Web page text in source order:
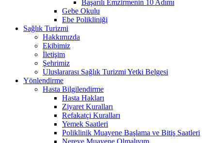
Başarılı Emzirmenin 10 Adımı
Gebe Okulu
Ebe Polikliniği
Sağlık Turizmi
Hakkımızda
Ekibimiz
İletişim
Şehrimiz
Uluslararası Sağlık Turizmi Yetki Belgesi
Yönlendirme
Hasta Bilgilendirme
Hasta Hakları
Ziyaret Kuralları
Refakatçi Kuralları
Yemek Saatleri
Poliklinik Muayene Başlama ve Bitiş Saatleri
Nereye Muayene Olmalıyım